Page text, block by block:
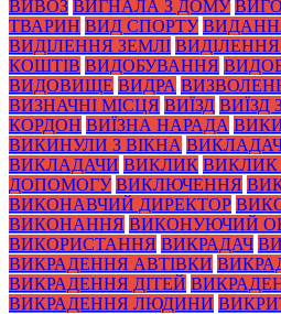
ВИВОЗ ВИГНАЛА З ДОМУ
ТВАРИН ВИД СПОРТУ
ВИДІЛЕННЯ ЗЕМЛІ
КОШТІВ ВИДОБУВАННЯ
ВИДОВИЩЕ ВИДРА
ВИЗНАЧНІ МІСЦЯ ВИЇЗД ВИЇЗД
КОРДОН ВИЇЗНА НАРАДА
ВИКИНУЛИ З ВІКНА
ВИКЛАДАЧИ ВИКЛИК ВИКЛИК
ДОПОМОГУ ВИКЛЮЧЕННЯ
ВИКОНАВЧИЙ ДИРЕКТОР
ВИКОНАННЯ ВИКОНУЮЧИЙ
ВИКОРИСТАННЯ ВИКРАДАЧ
ВИКРАДЕННЯ АВТІВКИ
ВИКРАДЕННЯ ДІТЕЙ
ВИКРАДЕННЯ ЛЮДИНИ